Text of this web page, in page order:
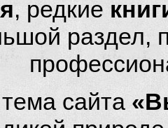
, редкие
сайта